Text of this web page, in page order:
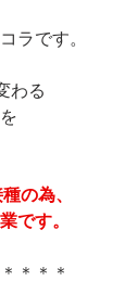
ラです。
わる
の為、
です。
＊＊＊